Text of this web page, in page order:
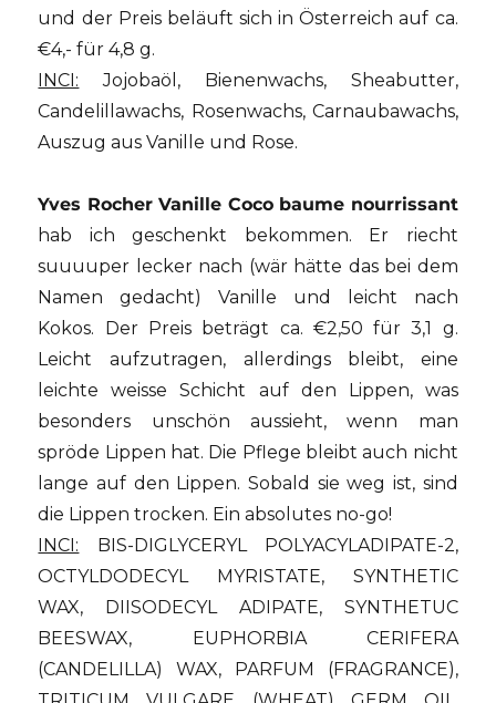
und der Preis beläuft sich in Österreich auf ca.
€4,- für 4,8 g.
INCI: Jojobaöl, Bienenwachs, Sheabutter,
Candelillawachs, Rosenwachs, Carnaubawachs,
Auszug aus Vanille und Rose.
Yves Rocher Vanille Coco baume nourrissant
hab ich geschenkt bekommen. Er riecht
suuuuper lecker nach (wär hätte das bei dem
Namen gedacht) Vanille und leicht nach
Kokos. Der Preis beträgt ca. €2,50 für 3,1 g.
Leicht aufzutragen, allerdings bleibt, eine
leichte weisse Schicht auf den Lippen, was
besonders unschön aussieht, wenn man
spröde Lippen hat. Die Pflege bleibt auch nicht
lange auf den Lippen. Sobald sie weg ist, sind
die Lippen trocken. Ein absolutes no-go!
INCI: BIS-DIGLYCERYL POLYACYLADIPATE-2,
OCTYLDODECYL MYRISTATE, SYNTHETIC
WAX, DIISODECYL ADIPATE, SYNTHETUC
BEESWAX, EUPHORBIA CERIFERA
(CANDELILLA) WAX, PARFUM (FRAGRANCE),